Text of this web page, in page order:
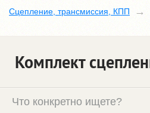
Сцепление, трансмиссия, КПП
Комплект
Что конкретно ищете?